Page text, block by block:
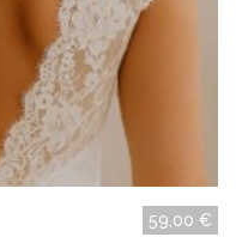
59,00 €